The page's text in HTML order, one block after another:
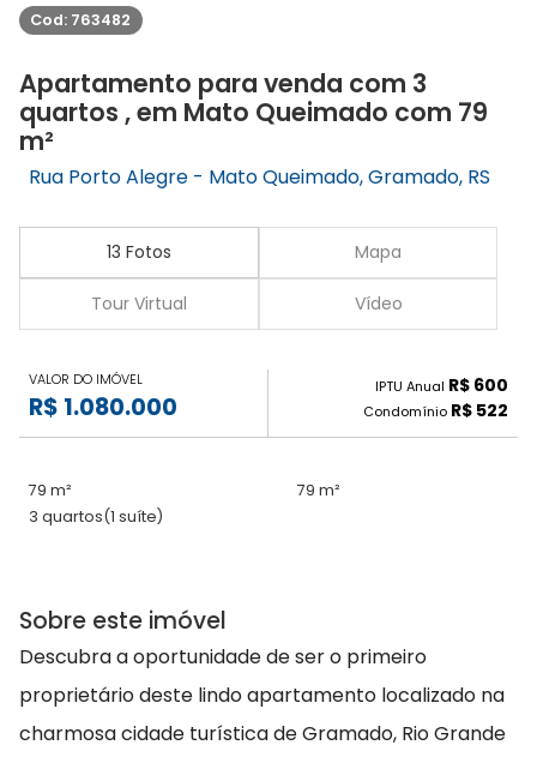
Cod: 763482
Apartamento para venda com 3
quartos , em Mato Queimado com 79
m²
Rua Porto Alegre - Mato Queimado, Gramado, RS
13 Fotos Mapa
Tour Virtual Vídeo
VALOR DO IMÓVEL
R$ 1.080.000
IPTU Anual R$ 600
Condomínio R$ 522
79 m²
79 m²
3 quartos(1 suíte)
Sobre este imóvel
Descubra a oportunidade de ser o primeiro
proprietário deste lindo apartamento localizado na
charmosa cidade turística de Gramado, Rio Grande